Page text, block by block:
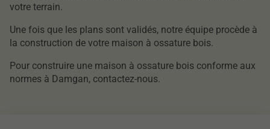
votre terrain.
Une fois que les plans sont validés, notre équipe procède à
la construction de votre maison à ossature bois.
Pour construire une maison à ossature bois conforme aux
normes à Damgan, contactez-nous.